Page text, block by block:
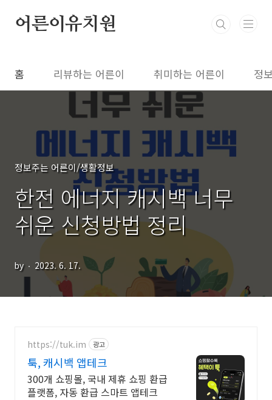
어른이유치원
홈 리뷰하는 어른이 취미하는 어른이 정
정보주는 어른이/생활정보
한전 에너지 캐시백 너무
쉬운 신청방법 정리
by 2023. 6. 17.
https://tuk.im 광고
툭, 캐시백 앱테크
300개 쇼핑몰, 국내 제휴 쇼핑 환급
플랫폼, 자동 환급 스마트 앱테크